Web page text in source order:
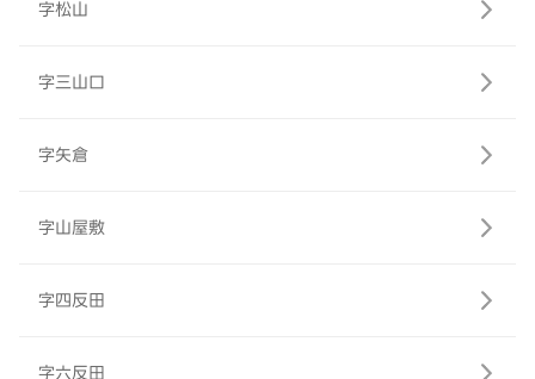
字松山
字三山口
字矢倉
字山屋敷
字四反田
字六反田